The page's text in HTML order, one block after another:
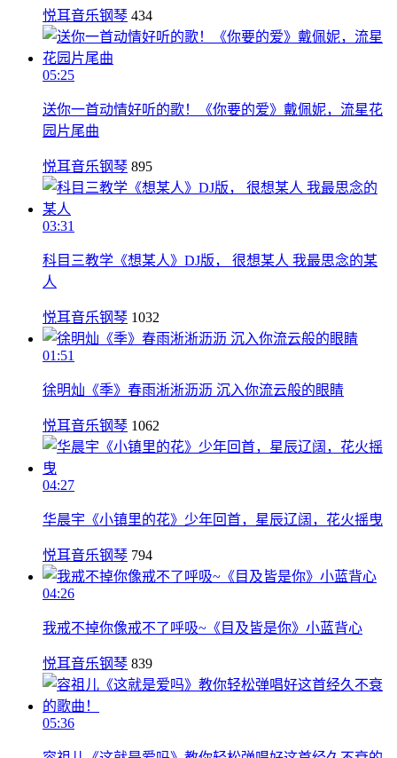
悦耳音乐钢琴 434
05:25
送你一首动情好听的歌！《你要的爱》戴佩妮，流星花
园片尾曲
悦耳音乐钢琴 895
03:31
科目三教学《想某人》DJ版， 很想某人 我最思念的某
人
悦耳音乐钢琴 1032
01:51
徐明灿《季》春雨淅淅沥沥 沉入你流云般的眼睛
悦耳音乐钢琴 1062
04:27
华晨宇《小镇里的花》少年回首，星辰辽阔，花火摇曳
悦耳音乐钢琴 794
04:26
我戒不掉你像戒不了呼吸~《目及皆是你》小蓝背心
悦耳音乐钢琴 839
05:36